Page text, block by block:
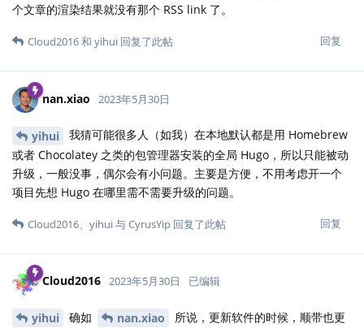
个文章的渲染结果就没有那个 RSS link 了。
回复
Cloud2016和 yihui 回复了此帖
nan.xiao 2023年5月30日
yihui
我猜可能很多人（如我）在本地默认都是用 Homebrew
或者 Chocolatey 之类的包管理器安装的全局 Hugo，所以只能被动
升级，一般没事，偶尔会有小问题。主要是方便，不用考虑开一个
项目先想 Hugo 在哪里需不需要升级的问题。
回复
Cloud2016 yihui与CyrusYip 回复了此帖
Cloud2016 2023年5月30日 已编辑
yihui 确如 nan.xiao
所说，更新软件的时候，顺带也更